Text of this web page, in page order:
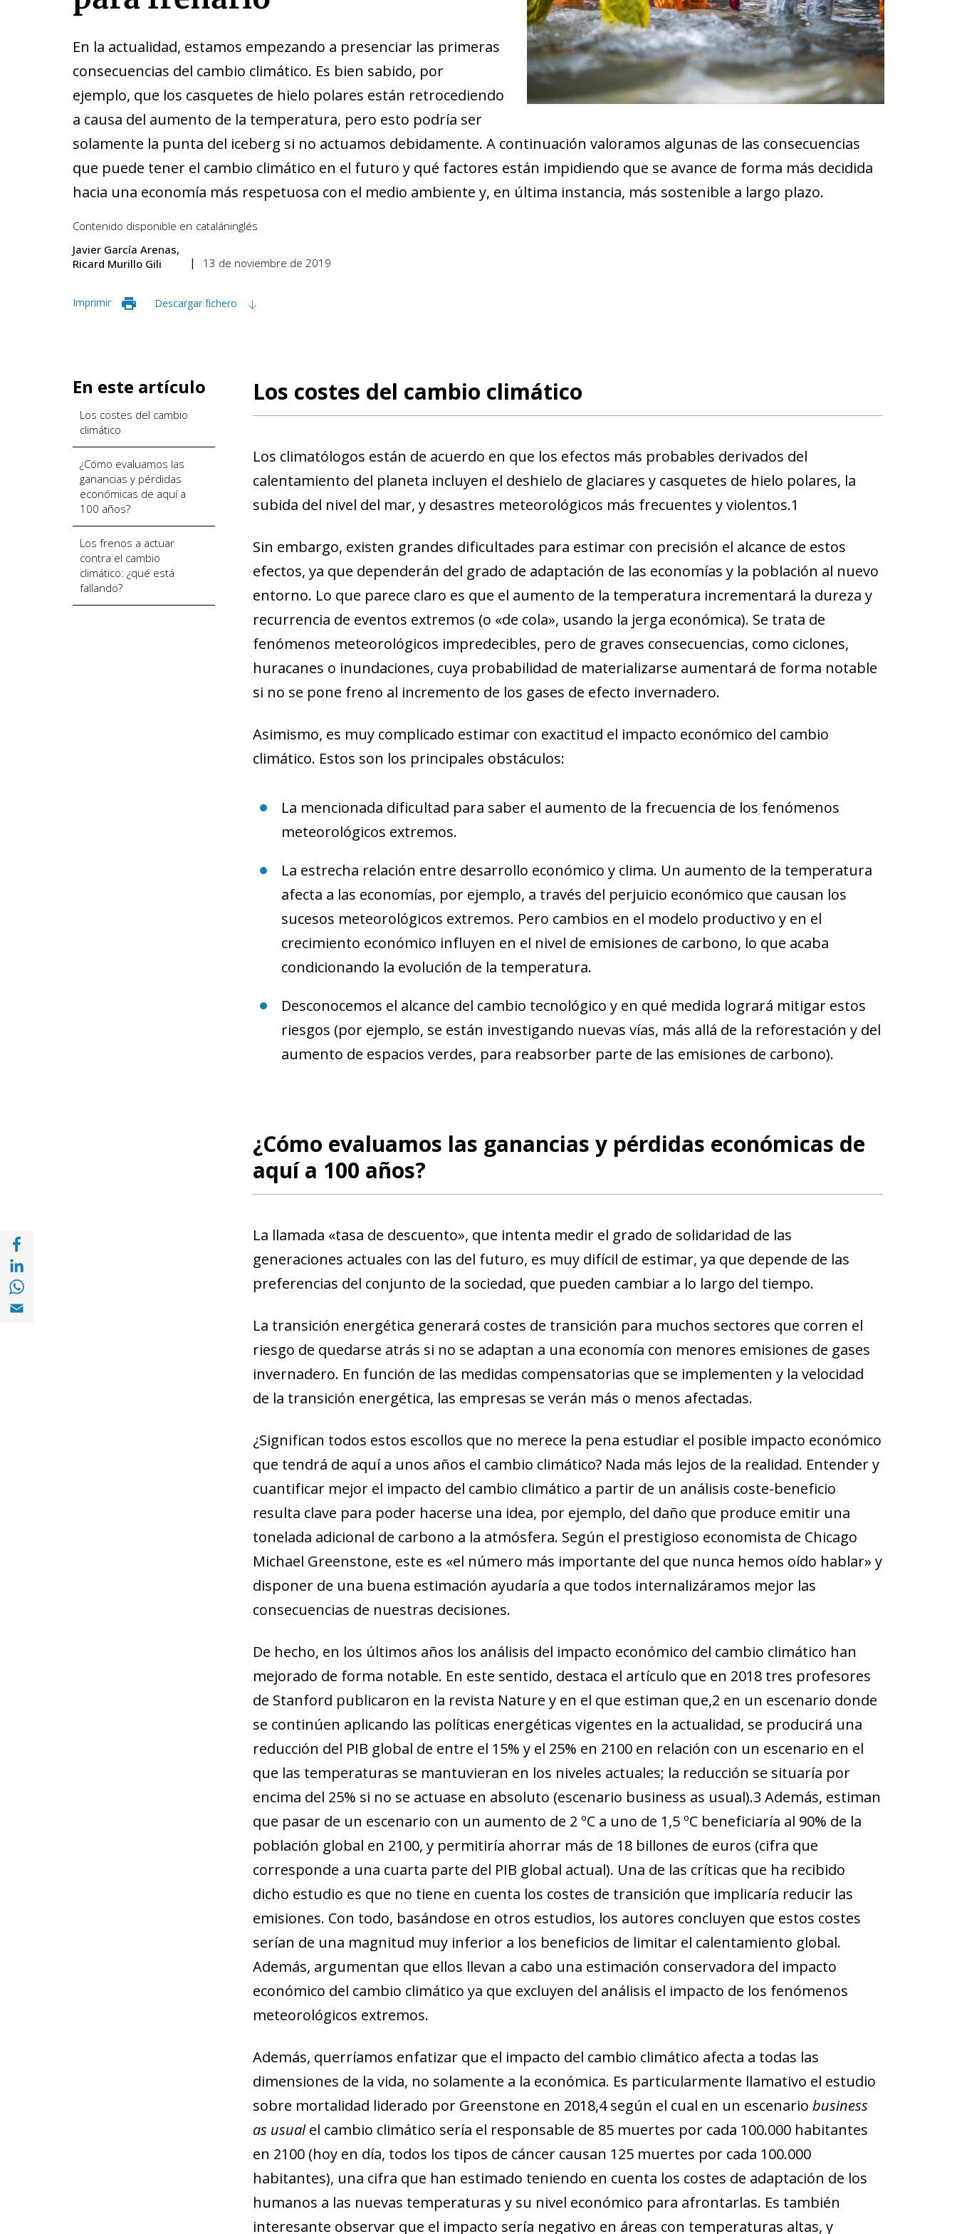
En la actualidad, estamos empezando a presenciar las primeras
consecuencias del cambio climático. Es bien sabido, por
ejemplo, que los casquetes de hielo polares están retrocediendo
a causa del aumento de la temperatura, pero esto podría ser
solamente la punta del iceberg si no actuamos debidamente. A continuación valoramos algunas de las consecuencias
que puede tener el cambio climático en el futuro y qué factores están impidiendo que se avance de forma más decidida
hacia una economía más respetuosa con el medio ambiente y, en última instancia, más sostenible a largo plazo.
Contenido disponible en cataláninglés
Javier García Arenas
Ricard Murillo Gili
13 de noviembre de 2019
Imprimir Descargar fichero
Compartir en Facebook (opens in a new window)
Compartir en with Linkedin (opens in a new window)
Compartir en with Whatsapp (opens in a new window)
En este artículo
Los costes del cambio
climático
¿Cómo evaluamos las
ganancias y pérdidas
económicas de aquí a
100 años?
Los frenos a actuar
contra el cambio
climático: ¿qué está
fallando?
Los costes del cambio climático
Los climatólogos están de acuerdo en que los efectos más probables derivados del
calentamiento del planeta incluyen el deshielo de glaciares y casquetes de hielo polares, la
subida del nivel del mar, y desastres meteorológicos más frecuentes y violentos.1
Sin embargo, existen grandes dificultades para estimar con precisión el alcance de estos
efectos, ya que dependerán del grado de adaptación de las economías y la población al nuevo
entorno. Lo que parece claro es que el aumento de la temperatura incrementará la dureza y
recurrencia de eventos extremos (o «de cola», usando la jerga económica). Se trata de
fenómenos meteorológicos impredecibles, pero de graves consecuencias, como ciclones,
huracanes o inundaciones, cuya probabilidad de materializarse aumentará de forma notable
si no se pone freno al incremento de los gases de efecto invernadero.
Asimismo, es muy complicado estimar con exactitud el impacto económico del cambio
climático. Estos son los principales obstáculos:
La mencionada dificultad para saber el aumento de la frecuencia de los fenómenos
meteorológicos extremos.
La estrecha relación entre desarrollo económico y clima. Un aumento de la temperatura
afecta a las economías, por ejemplo, a través del perjuicio económico que causan los
sucesos meteorológicos extremos. Pero cambios en el modelo productivo y en el
crecimiento económico influyen en el nivel de emisiones de carbono, lo que acaba
condicionando la evolución de la temperatura.
Desconocemos el alcance del cambio tecnológico y en qué medida logrará mitigar estos
riesgos (por ejemplo, se están investigando nuevas vías, más allá de la reforestación y del
aumento de espacios verdes, para reabsorber parte de las emisiones de carbono).
¿Cómo evaluamos las ganancias y pérdidas económicas de
aquí a 100 años?
La llamada «tasa de descuento», que intenta medir el grado de solidaridad de las
generaciones actuales con las del futuro, es muy difícil de estimar, ya que depende de las
preferencias del conjunto de la sociedad, que pueden cambiar a lo largo del tiempo.
La transición energética generará costes de transición para muchos sectores que corren el
riesgo de quedarse atrás si no se adaptan a una economía con menores emisiones de gases
invernadero. En función de las medidas compensatorias que se implementen y la velocidad
de la transición energética, las empresas se verán más o menos afectadas.
¿Significan todos estos escollos que no merece la pena estudiar el posible impacto económico
que tendrá de aquí a unos años el cambio climático? Nada más lejos de la realidad. Entender y
cuantificar mejor el impacto del cambio climático a partir de un análisis coste-beneficio
resulta clave para poder hacerse una idea, por ejemplo, del daño que produce emitir una
tonelada adicional de carbono a la atmósfera. Según el prestigioso economista de Chicago
Michael Greenstone, este es «el número más importante del que nunca hemos oído hablar» y
disponer de una buena estimación ayudaría a que todos internalizáramos mejor las
consecuencias de nuestras decisiones.
De hecho, en los últimos años los análisis del impacto económico del cambio climático han
mejorado de forma notable. En este sentido, destaca el artículo que en 2018 tres profesores
de Stanford publicaron en la revista Nature y en el que estiman que,2 en un escenario donde
se continúen aplicando las políticas energéticas vigentes en la actualidad, se producirá una
reducción del PIB global de entre el 15% y el 25% en 2100 en relación con un escenario en el
que las temperaturas se mantuvieran en los niveles actuales; la reducción se situaría por
encima del 25% si no se actuase en absoluto (escenario business as usual).3 Además, estiman
que pasar de un escenario con un aumento de 2 ºC a uno de 1,5 ºC beneficiaría al 90% de la
población global en 2100, y permitiría ahorrar más de 18 billones de euros (cifra que
corresponde a una cuarta parte del PIB global actual). Una de las críticas que ha recibido
dicho estudio es que no tiene en cuenta los costes de transición que implicaría reducir las
emisiones. Con todo, basándose en otros estudios, los autores concluyen que estos costes
serían de una magnitud muy inferior a los beneficios de limitar el calentamiento global.
Además, argumentan que ellos llevan a cabo una estimación conservadora del impacto
económico del cambio climático ya que excluyen del análisis el impacto de los fenómenos
meteorológicos extremos.
Además, querríamos enfatizar que el impacto del cambio climático afecta a todas las
dimensiones de la vida, no solamente a la económica. Es particularmente llamativo el estudio
sobre mortalidad liderado por Greenstone en 2018,4 según el cual en un escenario business
as usual el cambio climático sería el responsable de 85 muertes por cada 100.000 habitantes
en 2100 (hoy en día, todos los tipos de cáncer causan 125 muertes por cada 100.000
habitantes), una cifra que han estimado teniendo en cuenta los costes de adaptación de los
humanos a las nuevas temperaturas y su nivel económico para afrontarlas. Es también
interesante observar que el impacto sería negativo en áreas con temperaturas altas, y